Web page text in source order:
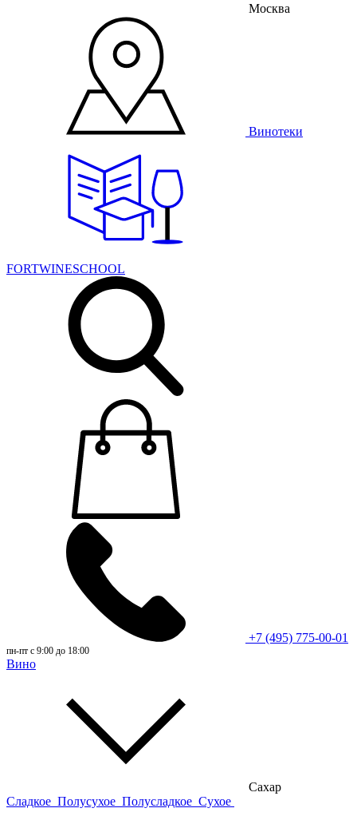
Москва
Винотеки
FORTWINESCHOOL
+7 (495) 775-00-01
пн-пт с 9:00 до 18:00
Вино
Сахар
Сладкое Полусухое Полусладкое Сухое